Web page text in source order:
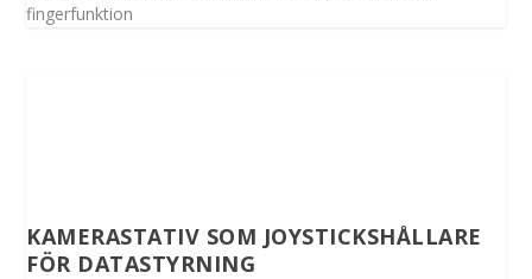
fingerfunktion
KAMERASTATIV SOM JOYSTICKSHÅLLARE
FÖR DATASTYRNING